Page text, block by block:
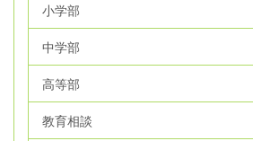
小学部
中学部
高等部
教育相談